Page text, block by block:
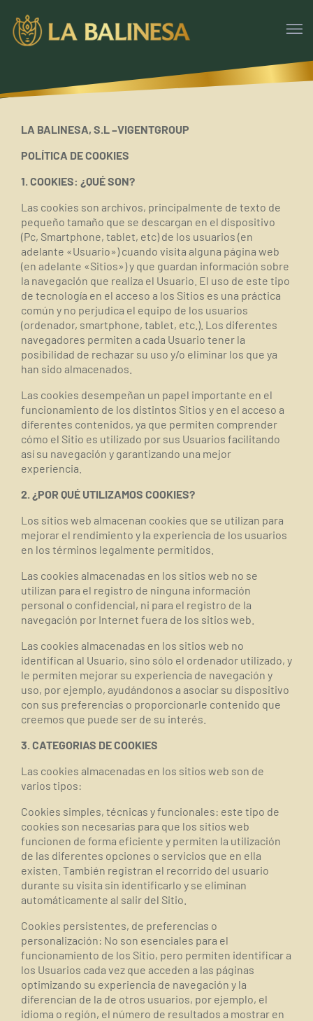
LA BALINESA, S.L –VIGENTGROUP
POLÍTICA DE COOKIES
1. COOKIES: ¿QUÉ SON?
Las cookies son archivos, principalmente de texto de
pequeño tamaño que se descargan en el dispositivo
(Pc, Smartphone, tablet, etc) de los usuarios (en
adelante «Usuario») cuando visita alguna página web
(en adelante «Sitios») y que guardan información sobre
la navegación que realiza el Usuario. El uso de este tipo
de tecnología en el acceso a los Sitios es una práctica
común y no perjudica el equipo de los usuarios
(ordenador, smartphone, tablet, etc.). Los diferentes
navegadores permiten a cada Usuario tener la
posibilidad de rechazar su uso y/o eliminar los que ya
han sido almacenados.
Las cookies desempeñan un papel importante en el
funcionamiento de los distintos Sitios y en el acceso a
diferentes contenidos, ya que permiten comprender
cómo el Sitio es utilizado por sus Usuarios facilitando
así su navegación y garantizando una mejor
experiencia.
2. ¿POR QUÉ UTILIZAMOS COOKIES?
Los sitios web almacenan cookies que se utilizan para
mejorar el rendimiento y la experiencia de los usuarios
en los términos legalmente permitidos.
Las cookies almacenadas en los sitios web no se
utilizan para el registro de ninguna información
personal o confidencial, ni para el registro de la
navegación por Internet fuera de los sitios web.
Las cookies almacenadas en los sitios web no
identifican al Usuario, sino sólo el ordenador utilizado, y
le permiten mejorar su experiencia de navegación y
uso, por ejemplo, ayudándonos a asociar su dispositivo
con sus preferencias o proporcionarle contenido que
creemos que puede ser de su interés.
3. CATEGORIAS DE COOKIES
Las cookies almacenadas en los sitios web son de
varios tipos:
Cookies simples, técnicas y funcionales: este tipo de
cookies son necesarias para que los sitios web
funcionen de forma eficiente y permiten la utilización
de las diferentes opciones o servicios que en ella
existen. También registran el recorrido del usuario
durante su visita sin identificarlo y se eliminan
automáticamente al salir del Sitio.
Cookies persistentes, de preferencias o
personalización: No son esenciales para el
funcionamiento de los Sitio, pero permiten identificar a
los Usuarios cada vez que acceden a las páginas
optimizando su experiencia de navegación y la
diferencian de la de otros usuarios, por ejemplo, el
idioma o región, el número de resultados a mostrar en